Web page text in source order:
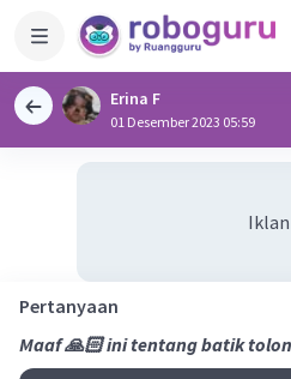
Erina F
01 Desember 2023 05:59
Iklan
Pertanyaan
Maaf 🙏🏻 ini tentang batik